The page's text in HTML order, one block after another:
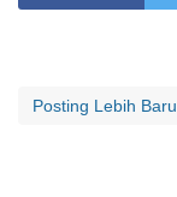
Posting Lebih Baru